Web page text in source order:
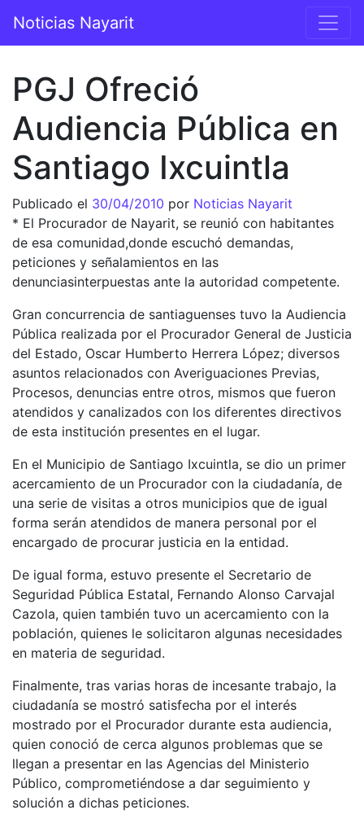
Navegación principal
Noticias Nayarit
PGJ Ofreció
Audiencia Pública en
Santiago Ixcuintla
Publicado el 30/04/2010 por Noticias Nayarit
* El Procurador de Nayarit, se reunió con habitantes
de esa comunidad,donde escuchó demandas,
peticiones y señalamientos en las
denunciasinterpuestas ante la autoridad competente.
Gran concurrencia de santiaguenses tuvo la Audiencia
Pública realizada por el Procurador General de Justicia
del Estado, Oscar Humberto Herrera López; diversos
asuntos relacionados con Averiguaciones Previas,
Procesos, denuncias entre otros, mismos que fueron
atendidos y canalizados con los diferentes directivos
de esta institución presentes en el lugar.
En el Municipio de Santiago Ixcuintla, se dio un primer
acercamiento de un Procurador con la ciudadanía, de
una serie de visitas a otros municipios que de igual
forma serán atendidos de manera personal por el
encargado de procurar justicia en la entidad.
De igual forma, estuvo presente el Secretario de
Seguridad Pública Estatal, Fernando Alonso Carvajal
Cazola, quien también tuvo un acercamiento con la
población, quienes le solicitaron algunas necesidades
en materia de seguridad.
Finalmente, tras varias horas de incesante trabajo, la
ciudadanía se mostró satisfecha por el interés
mostrado por el Procurador durante esta audiencia,
quien conoció de cerca algunos problemas que se
llegan a presentar en las Agencias del Ministerio
Público, comprometiéndose a dar seguimiento y
solución a dichas peticiones.